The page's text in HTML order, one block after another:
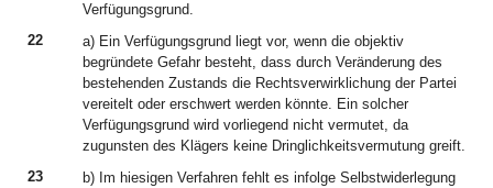
Verfügungsgrund.
22
a) Ein Verfügungsgrund liegt vor, wenn die objektiv
begründete Gefahr besteht, dass durch Veränderung des
bestehenden Zustands die Rechtsverwirklichung der Partei
vereitelt oder erschwert werden könnte. Ein solcher
Verfügungsgrund wird vorliegend nicht vermutet, da
zugunsten des Klägers keine Dringlichkeitsvermutung greift.
23
b) Im hiesigen Verfahren fehlt es infolge Selbstwiderlegung